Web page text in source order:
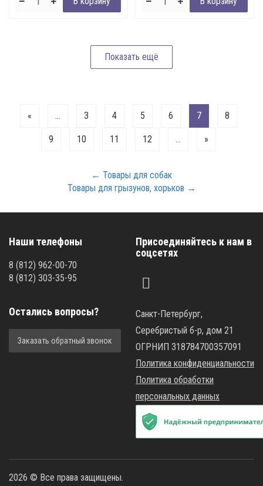
« ... 3 4 5 6 7 8
9 10 11 12 ... »
← Товары для собак
Товары для грызунов, хорьков →
Наши телефоны
8 (812) 962-00-70
8 (812) 303-35-95
Присоединяйтесь к нам в
соцсетях
Остались вопросы?
Заказать обратный звонок
Санкт-Петербург,
Серебристый б-р, дом 21
ОГРНИП 318784700357091
Политика конфиденциальности
Политика обработки
персональных данных
2026 © Все права защищены.